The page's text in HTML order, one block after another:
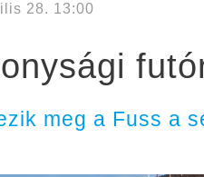
28. 13:00
meg a Fuss a